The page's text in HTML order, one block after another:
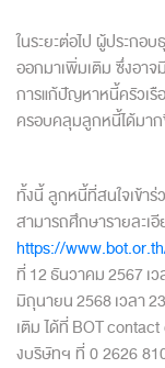
ในระยะต่อไป ผู้ประกอ
ออกมาเพิ่มเติม ซึ่งอาจ
การแก้ปัญหาหนี้ครัวเรื
ครอบคลุมลูกหนี้ได้มา
ทั้งนี้ ลูกหนี้ที่สนใจเข้าร่
สามารถศึกษารายละเ
https://
ที่ 12 ธันวาคม 2567 เ
มิถุนายน 2568 เวลา
เติม ได้ที่ BOT
งบริษัทฯ ที่ 0 2626